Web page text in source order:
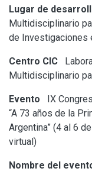
Lugar de
Multidisciplinario
de Investigaciones
Centro CIC
Multidisciplinario
Evento
IX
“A 73 años de la
Argentina” (4 al 6
virtual)
Nombre del